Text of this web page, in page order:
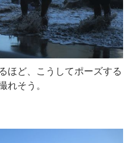
ほど、こうしてポーズする
れそう。